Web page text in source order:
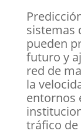
sistemas
pueden
futuro y
red de
la
entornos
tráfico de